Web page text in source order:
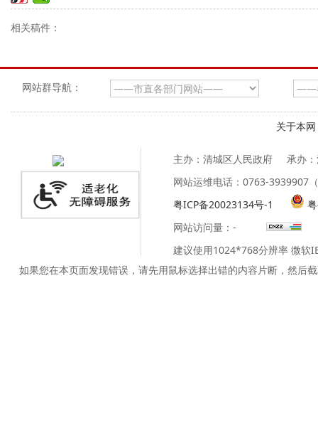
相关稿件：
网站群导航：
关于本网
主办：清城区人民政府
承办
网站运维电话：0763-3939907
粤ICP备20023134号-1
网站访问量： -
建议使用1024*768分辨率 微软
如果您在本页面发现错误，请先用鼠标选择出错的内容片断，然后